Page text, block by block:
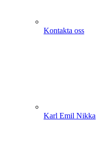
Kontakta oss
Karl Emil Nikka